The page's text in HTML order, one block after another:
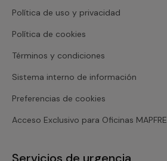
Política de uso y privacidad
Política de cookies
Términos y condiciones
Sistema interno de información
Preferencias de cookies
Acceso Exclusivo para Oficinas MAPFRE
Servicios de urgencia